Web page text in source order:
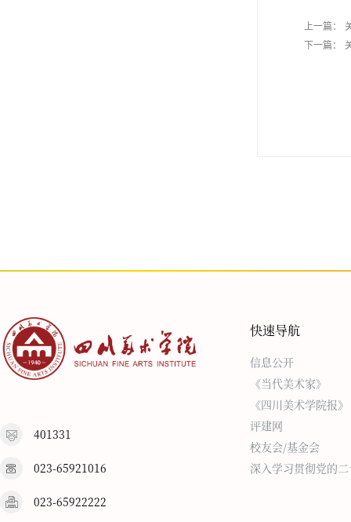
上一篇：
下一篇：